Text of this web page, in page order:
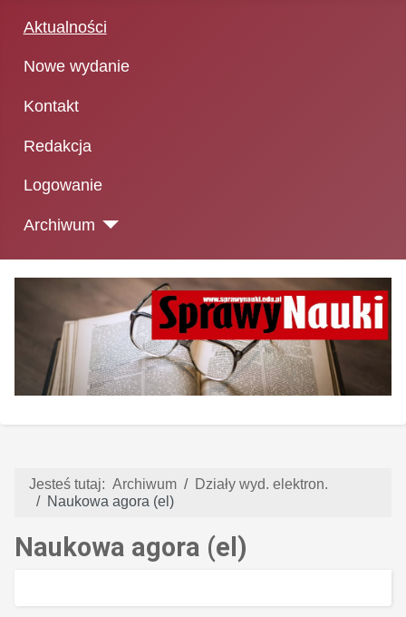
Aktualności
Nowe wydanie
Kontakt
Redakcja
Logowanie
Archiwum
Jesteś tutaj: Archiwum
Działy wyd. elektron.
Naukowa agora (el)
Naukowa agora (el)